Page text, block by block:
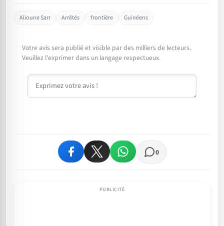
Alioune Sarr Arrêtés frontière Guinéens
Votre avis sera publié et visible par des milliers de lecteurs.
Veuillez l'exprimer dans un langage respectueux.
Commentaire
0